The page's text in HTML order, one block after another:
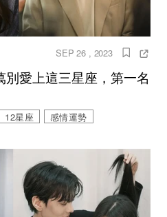
SEP 26 , 2023
愛上這三星座，第一名
12星座 感情運勢